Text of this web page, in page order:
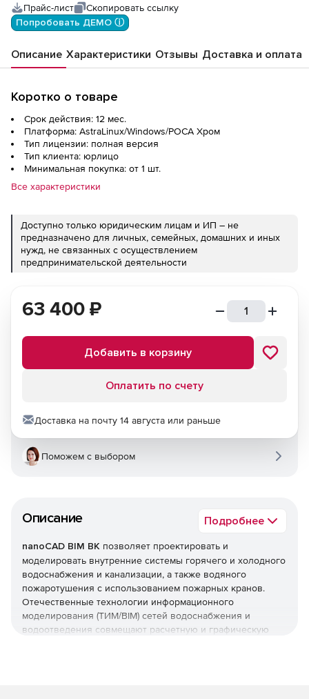
Прайс-лист
Скопировать ссылку
Попробовать ДЕМО ⓘ
Описание Характеристики Отзывы Доставка и оплата
Коротко о товаре
Срок действия: 12 мес.
Платформа: AstraLinux/Windows/РОСА Хром
Тип лицензии: полная версия
Тип клиента: юрлицо
Минимальная покупка: от 1 шт.
Все характеристики
Доступно только юридическим лицам и ИП – не
предназначено для личных, семейных, домашних и иных
нужд, не связанных с осуществлением
предпринимательской деятельности
Описание Подробнее
nanoCAD BIM ВК позволяет проектировать и
моделировать внутренние системы горячего и холодного
водоснабжения и канализации, а также водяного
пожаротушения с использованием пожарных кранов.
Отечественные технологии информационного
моделирования (ТИМ/BIM) сетей водоснабжения и
водоотведения совмещают расчетную и графическую
63 400 ₽
Добавить в корзину
Оплатить по счету
Доставка на почту 14 августа или раньше
Поможем с выбором